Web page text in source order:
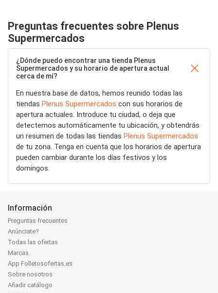
Preguntas frecuentes sobre Plenus
Supermercados
¿Dónde puedo encontrar una tienda Plenus
Supermercados y su horario de apertura actual
cerca de mí?
En nuestra base de datos, hemos reunido todas las
tiendas Plenus Supermercados con sus horarios de
apertura actuales. Introduce tu ciudad, o deja que
detectemos automáticamente tu ubicación, y obtendrás
un resumen de todas las tiendas Plenus Supermercados
de tu zona. Tenga en cuenta que los horarios de apertura
pueden cambiar durante los días festivos y los
domingos.
Información
Preguntas frecuentes
Anúnciate?
Todas las ofertas
Marcas
App Folletosofertas.es
Sobre nosotros
Añadir catálogo